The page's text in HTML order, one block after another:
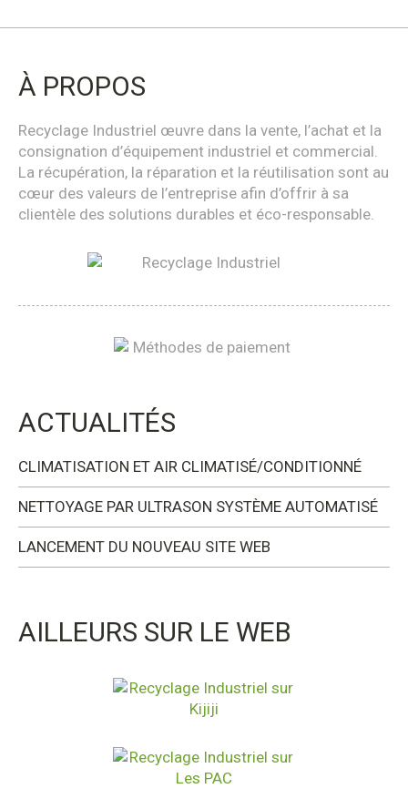
À PROPOS
Recyclage Industriel œuvre dans la vente, l’achat et la
consignation d’équipement industriel et commercial.
La récupération, la réparation et la réutilisation sont au
cœur des valeurs de l’entreprise afin d’offrir à sa
clientèle des solutions durables et éco-responsable.
ACTUALITÉS
CLIMATISATION ET AIR CLIMATISÉ/CONDITIONNÉ
NETTOYAGE PAR ULTRASON SYSTÈME AUTOMATISÉ
LANCEMENT DU NOUVEAU SITE WEB
AILLEURS SUR LE WEB